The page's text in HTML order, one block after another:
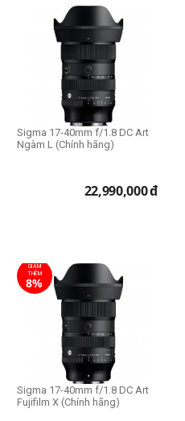
Sigma 17-40mm f/1.8 DC Art
Ngàm L (Chính hãng)
22,990,000đ
GIẢM
THÊM
8%
Sigma 17-40mm f/1.8 DC Art
Fujifilm X (Chính hãng)